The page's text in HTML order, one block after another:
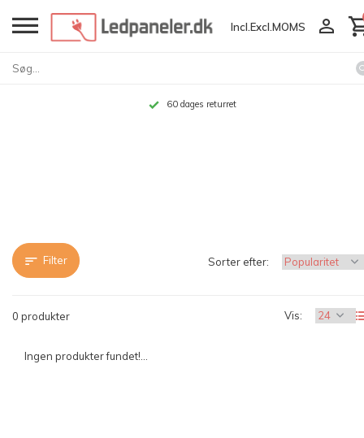
Incl. Excl. MOMS
60 dages returret
Filter
0 produkter Vis:
Sorter efter:
Ingen produkter fundet!...